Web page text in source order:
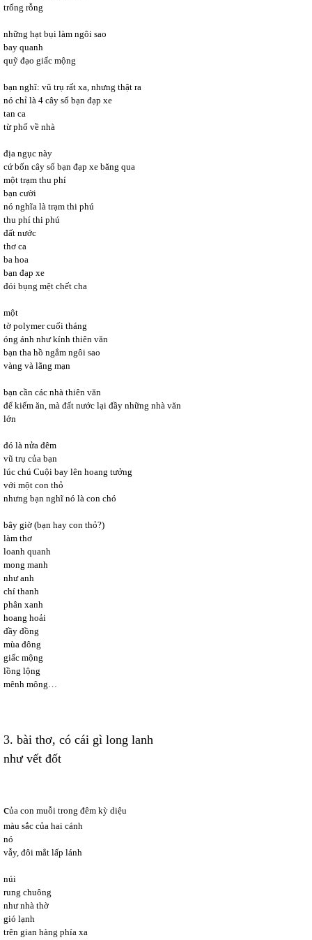
trống rỗng
những hạt bụi làm ngôi sao
bay quanh
quỹ đạo giấc mộng
bạn nghĩ: vũ trụ rất xa, nhưng thật ra
nó chỉ là 4 cây số bạn đạp xe
tan ca
từ phố về nhà
địa ngục này
cứ bốn cây số bạn đạp xe băng qua
một trạm thu phí
bạn cười
nó nghĩa là trạm thi phú
thu phí thi phú
đất nước
thơ ca
ba hoa
bạn đạp xe
đói bụng mệt chết cha
một
tờ polymer cuối tháng
óng ánh như kính thiên văn
bạn tha hồ ngắm ngôi sao
vàng và lãng mạn
bạn cần các nhà thiên văn
để kiếm ăn, mà đất nước lại đầy những nhà văn
lớn
đó là nửa đêm
vũ trụ của bạn
lúc chú Cuội bay lên hoang tưởng
với một con thỏ
nhưng bạn nghĩ nó là con chó
bây giờ (bạn hay con thỏ?)
làm thơ
loanh quanh
mong manh
như anh
chí thanh
phân xanh
hoang hoải
đầy đồng
mùa đông
giấc mộng
lồng lộng
mênh mông…
3. bài thơ, có cái gì long lanh
như vết đốt
của con muỗi trong đêm kỳ diệu
màu sắc của hai cánh
nó
vẫy, đôi mắt lấp lánh
núi
rung chuông
như nhà thờ
gió lạnh
trên gian hàng phía xa